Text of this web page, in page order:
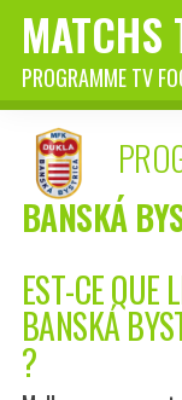
MATCHS
PROGRAMME TV
BANSKÁ
EST-CE QUE
BANSKÁ
?